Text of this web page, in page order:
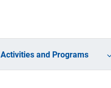
Activities and Programs